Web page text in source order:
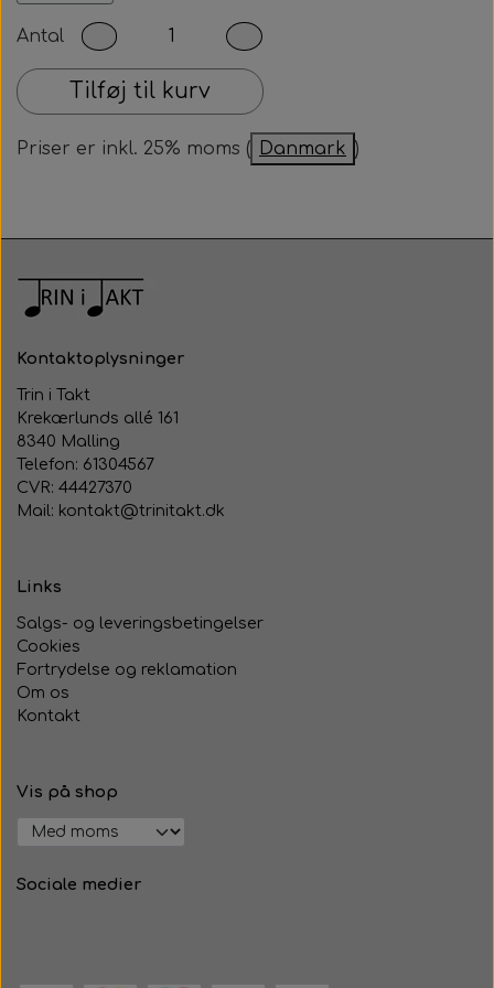
MGP.
- 2 konkrete danse til MGP sange.
Når du har gennemført købet sendes
brug, og må ikke deles eller kopieres med andre.
Antal
Tilføj til kurv
Priser er inkl. 25% moms ( Danmark )
Kontaktoplysninger
Trin i Takt
Krekærlunds allé 161
8340 Malling
Telefon: 61304567
CVR: 44427370
Mail: kontakt@trinitakt.dk
Links
Salgs- og leveringsbetingelser
Cookies
Fortrydelse og reklamation
Om os
Kontakt
Vis på shop
Sociale medier